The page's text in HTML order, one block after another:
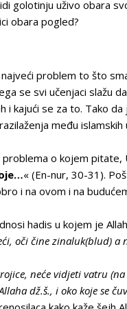
golotinju uživo obara
obara pogled?
problem to što
se svi učenjaci slažu
i kajući se za to. Tako
među islamskih
o kojem pitate,
« (En-nur, 30-31).
i na ovom i na
hadis u kojem je
oči čine zinaluk(blud)
neće vidjeti vatru
dž.š., i oko koje se